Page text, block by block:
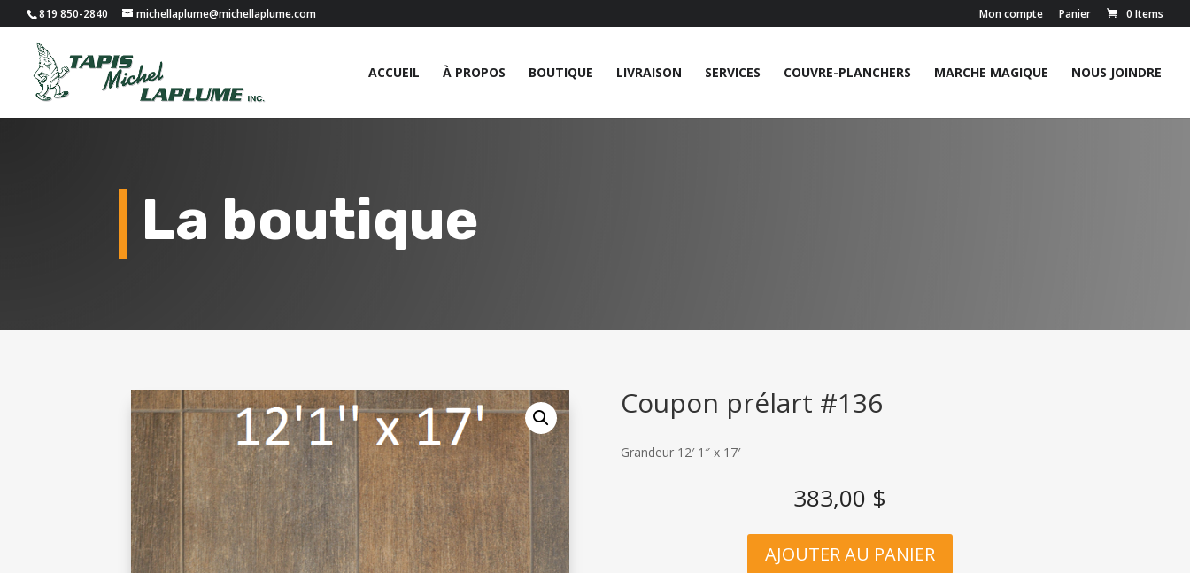
819 850-2840 michellaplume@michellaplume.com Mon compte Panier 0 Items
ACCUEIL À PROPOS BOUTIQUE LIVRAISON SERVICES COUVRE-PLANCHERS MARCHE MAGIQUE NOUS JOINDRE
La boutique
Coupon prélart #136
Grandeur 12′ 1″ x 17′
383,00 $
QUANTITÉAJOUTER AU PANIER